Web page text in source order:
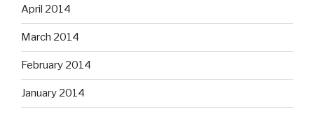
April 2014
March 2014
February 2014
January 2014